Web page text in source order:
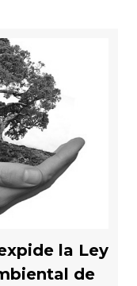
la Ley
de